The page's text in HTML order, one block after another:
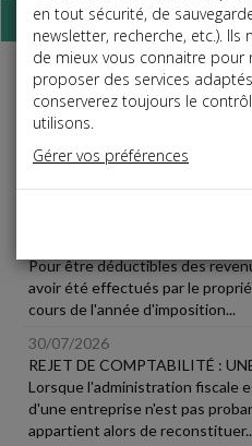
Dépêches
Liste des dernières
Fiscal TPE
REVENUS FONCIERS : UNE
Pour être déductibles des
avoir été effectués par le
cours de l'année d'imposition...
30/07/2026
REJET DE COMPTABILITÉ :
Lorsque l'administration fiscale
d'une entreprise n'est pas
appartient alors de
en tout sécurité, de
newsletter, recherche, etc.).
de mieux vous connaitre pour
proposer des services
conserverez toujours le
utilisons.
Gérer vos préférences